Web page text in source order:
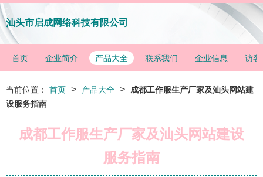
汕头市启成网络科技有限公司
首页 企业简介 产品大全 联系我们 企业信息 访客
当前位置： 首页 > 产品大全 >
成都工作服生产厂家及汕头网站建
设服务指南
成都工作服生产厂家及汕头网站建设
服务指南